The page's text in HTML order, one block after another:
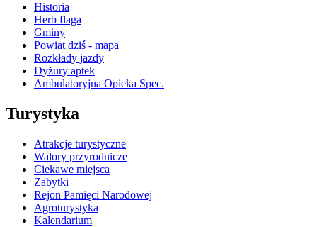
Historia
Herb flaga
Gminy
Powiat dziś - mapa
Rozkłady jazdy
Dyżury aptek
Ambulatoryjna Opieka Spec.
Turystyka
Atrakcje turystyczne
Walory przyrodnicze
Ciekawe miejsca
Zabytki
Rejon Pamięci Narodowej
Agroturystyka
Kalendarium